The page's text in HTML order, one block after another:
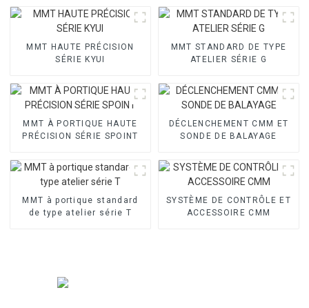
MMT HAUTE PRÉCISION
SÉRIE KYUI
MMT STANDARD DE TYPE
ATELIER SÉRIE G
MMT À PORTIQUE HAUTE
PRÉCISION SÉRIE SPOINT
DÉCLENCHEMENT CMM ET
SONDE DE BALAYAGE
MMT à portique standard
de type atelier série T
SYSTÈME DE CONTRÔLE ET
ACCESSOIRE CMM